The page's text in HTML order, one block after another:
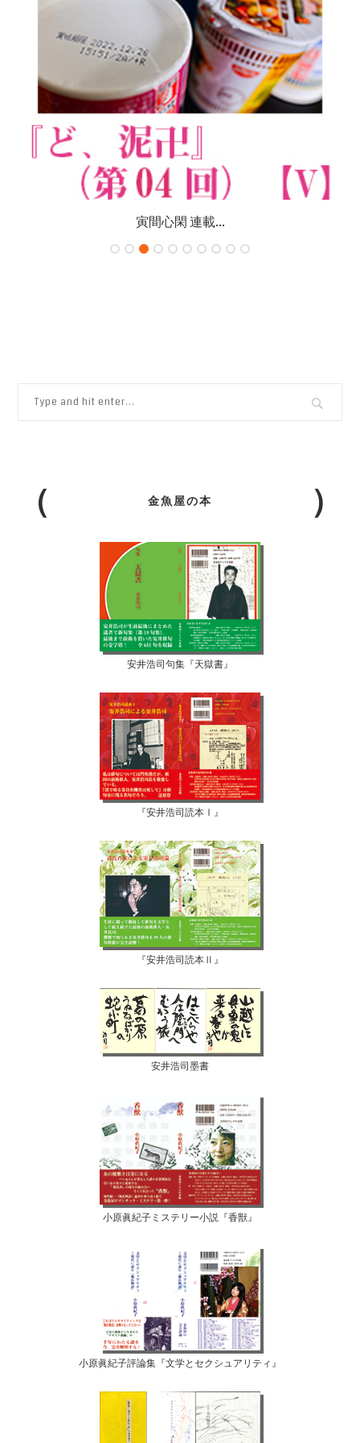
寅間心閑 連載...
金魚屋の本
安井浩司句集『天獄書』
『安井浩司読本Ⅰ』
『安井浩司読本Ⅱ』
安井浩司墨書
小原眞紀子ミステリー小説『香獣』
小原眞紀子評論集『文学とセクシュアリティ』